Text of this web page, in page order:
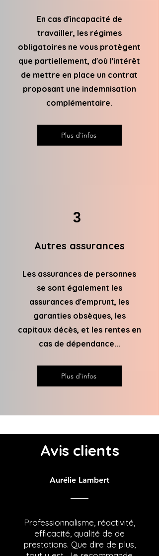
En cas d'incapacité de
travailler, les régimes
obligatoires ne vous protègent
que partiellement, d'où l'intérêt
de mettre en place un contrat
proposant une indemnisation
complémentaire.
Plus d'infos
3
Autres assurances
Les assurances de personnes
se sont également les
assurances d'emprunt, les
garanties obsèques, les
capitaux décès, et les rentes en
cas de dépendance...
Plus d'infos
Avis clients
Aurélie Lambert
Professionnalisme, réactivité,
efficacité, qualité de de
prestations. Que dire de plus,